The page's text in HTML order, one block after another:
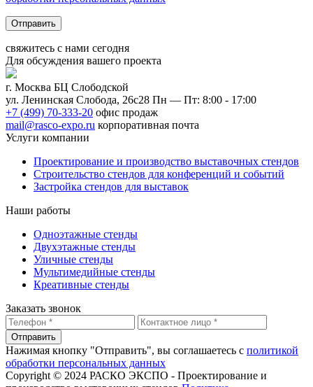
Отправить
свяжитесь с нами сегодня
Для обсуждения вашего проекта
г. Москва БЦ Слободской
ул. Ленинская Слобода, 26с28 Пн — Пт: 8:00 - 17:00
+7 (499) 70-333-20 офис продаж
mail@rasco-expo.ru корпоративная почта
Услуги компании
Проектирование и производство выставочных стендов
Строительство стендов для конференций и событий
Застройка стендов для выставок
Наши работы
Одноэтажные стенды
Двухэтажные стенды
Уличные стенды
Мультимедийные стенды
Креативные стенды
Заказать звонок
Отправить
Нажимая кнопку "Отправить", вы соглашаетесь с политикой
обработки персональных данных
Copyright © 2024 РАСКО ЭКСПО - Проектирование и